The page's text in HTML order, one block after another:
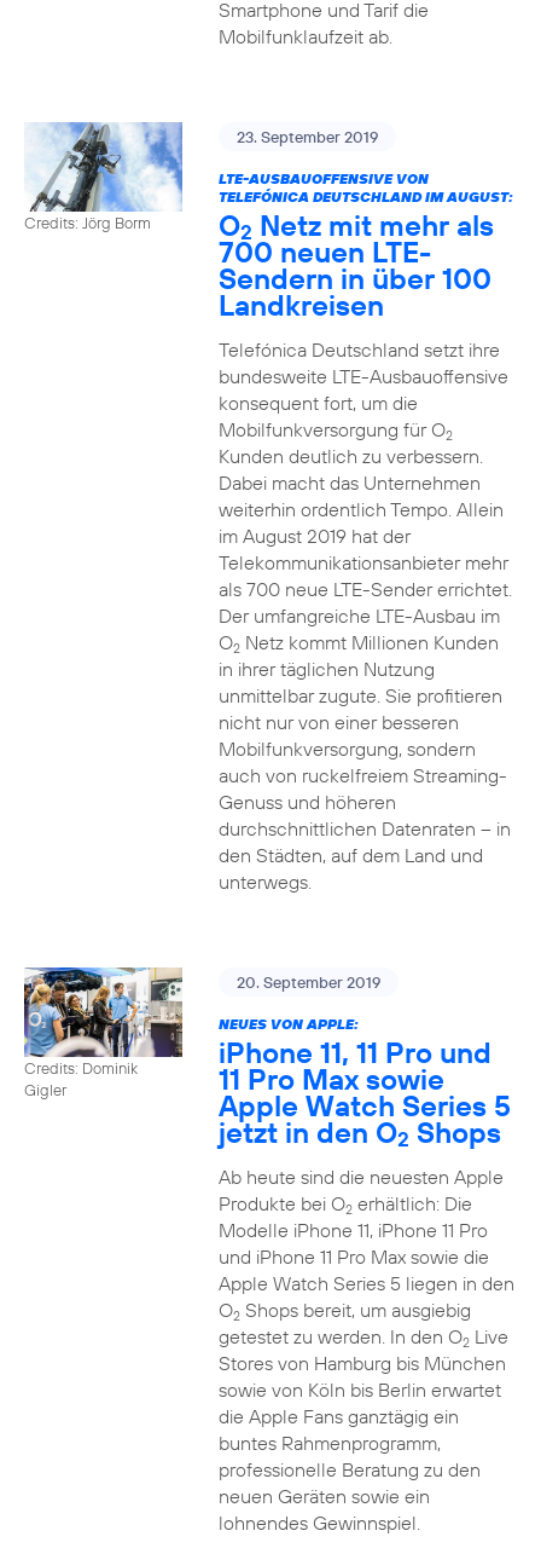
Smartphone und Tarif die
Mobilfunklaufzeit ab.
Credits: Jörg Borm
23. September 2019
LTE-AUSBAUOFFENSIVE VON
TELEFÓNICA DEUTSCHLAND IM AUGUST:
O2 Netz mit mehr als
700 neuen LTE-
Sendern in über 100
Landkreisen
Telefónica Deutschland setzt ihre
bundesweite LTE-Ausbauoffensive
konsequent fort, um die
Mobilfunkversorgung für O2
Kunden deutlich zu verbessern.
Dabei macht das Unternehmen
weiterhin ordentlich Tempo. Allein
im August 2019 hat der
Telekommunikationsanbieter mehr
als 700 neue LTE-Sender errichtet.
Der umfangreiche LTE-Ausbau im
O2Netz kommt Millionen Kunden
in ihrer täglichen Nutzung
unmittelbar zugute. Sie profitieren
nicht nur von einer besseren
Mobilfunkversorgung, sondern
auch von ruckelfreiem Streaming-
Genuss und höheren
durchschnittlichen Datenraten – in
den Städten, auf dem Land und
unterwegs.
Credits: Dominik
Gigler
20. September 2019
NEUES VON APPLE:
iPhone 11, 11 Pro und
11 Pro Max sowie
Apple Watch Series 5
jetzt in den O2 Shops
Ab heute sind die neuesten Apple
Produkte bei O2erhältlich: Die
Modelle iPhone 11, iPhone 11 Pro
und iPhone 11 Pro Max sowie die
Apple Watch Series 5 liegen in den
O2Shops bereit, um ausgiebig
getestet zu werden. In den O2Live
Stores von Hamburg bis München
sowie von Köln bis Berlin erwartet
die Apple Fans ganztägig ein
buntes Rahmenprogramm,
professionelle Beratung zu den
neuen Geräten sowie ein
lohnendes Gewinnspiel.